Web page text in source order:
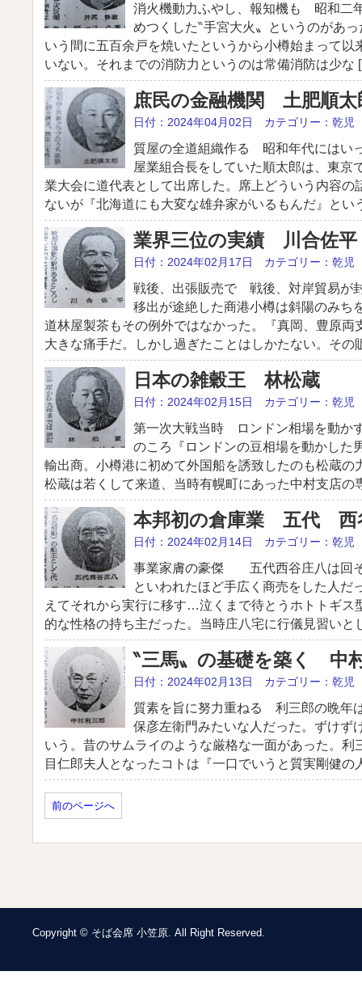
消火機動力ふやし、報知機も 昭和二
めつくした‶手宮大火〟というのがあ
いう間に五百余戸を焼いたというから小樽始まって以
いない。それまでの消防力というのは常備消防は少な
庶民の金融機関 土肥順太
日付：2024年04月02日 カテゴリー：乾
質屋の全道組織作る 昭和年代にはい
屋業組合長をしていた順太郎は、東京
業大会に道代表として出席した。席上どういう内容の
ないが『北海道にも大変な雄弁家がいるもんだ』とい
業界三位の実績 川合佐平
日付：2024年02月17日 カテゴリー：乾
戦後、出張販売で 戦後、対岸貿易が
移出が途絶した商港小樽は斜陽のみち
道林屋製茶もその例外ではなかった。『真岡、豊原両
大きな痛手だ。しかし過ぎたことはしかたない。その
日本の雑穀王 林松蔵
日付：2024年02月15日 カテゴリー：乾
第一次大戦当時 ロンドン相場を動か
のころ『ロンドンの豆相場を動かした
輸出商。小樽港に初めて外国船を誘致したのも松蔵
松蔵は若くして来道、当時有幌町にあった中村支店の
本邦初の倉庫業 五代 西
日付：2024年02月14日 カテゴリー：乾
事業家膚の豪傑 五代西谷庄八は回
といわれたほど手広く商売をした人だ
えてそれから実行に移す…泣くまで待とうホトトギス
的な性格の持ち主だった。当時庄八宅に行儀見習いと
‶三馬〟の基礎を築く 中
日付：2024年02月13日 カテゴリー：乾
質素を旨に努力重ねる 利三郎の晩年
保彦左衛門みたいな人だった。ずけず
いう。昔のサムライのような厳格な一面があった。利
目仁郎夫人となったコトは『一口でいうと質実剛健の
前のページへ
Copyright © そば会席 小笠原. All Right Reserved.